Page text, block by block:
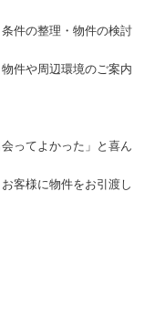
件の整理・物件の検討
件や周辺環境のご案内
ってよかった」と喜ん
客様に物件をお引渡し